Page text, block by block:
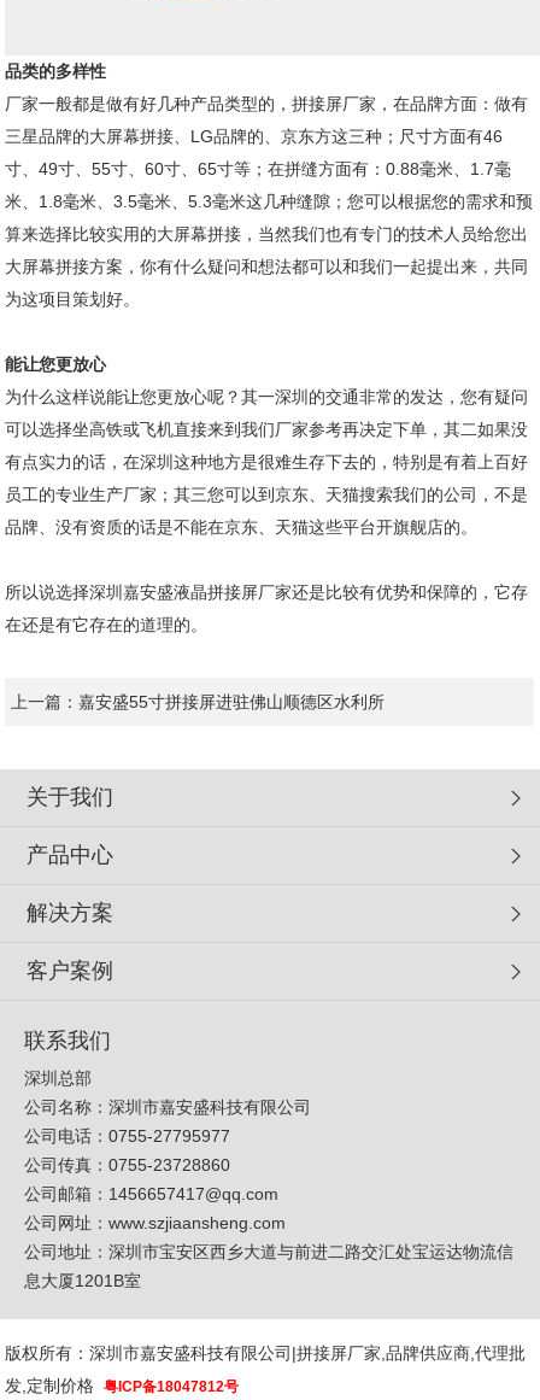
品类的多样性
厂家一般都是做有好几种产品类型的，拼接屏厂家，在品牌方面：做有
三星品牌的大屏幕拼接、LG品牌的、京东方这三种；尺寸方面有46
寸、49寸、55寸、60寸、65寸等；在拼缝方面有：0.88毫米、1.7毫
米、1.8毫米、3.5毫米、5.3毫米这几种缝隙；您可以根据您的需求和预
算来选择比较实用的大屏幕拼接，当然我们也有专门的技术人员给您出
大屏幕拼接方案，你有什么疑问和想法都可以和我们一起提出来，共同
为这项目策划好。
能让您更放心
为什么这样说能让您更放心呢？其一深圳的交通非常的发达，您有疑问
可以选择坐高铁或飞机直接来到我们厂家参考再决定下单，其二如果没
有点实力的话，在深圳这种地方是很难生存下去的，特别是有着上百好
员工的专业生产厂家；其三您可以到京东、天猫搜索我们的公司，不是
品牌、没有资质的话是不能在京东、天猫这些平台开旗舰店的。
所以说选择深圳嘉安盛液晶拼接屏厂家还是比较有优势和保障的，它存
在还是有它存在的道理的。
上一篇： 嘉安盛55寸拼接屏进驻佛山顺德区水利所
关于我们
产品中心
解决方案
客户案例
联系我们
深圳总部
公司名称：深圳市嘉安盛科技有限公司
公司电话：0755-27795977
公司传真：0755-23728860
公司邮箱： 1456657417@qq.com
公司网址： www.szjiaansheng.com
公司地址：深圳市宝安区西乡大道与前进二路交汇处宝运达物流信
息大厦1201B室
版权所有：深圳市嘉安盛科技有限公司|拼接屏厂家,品牌供应商,代理批
发,定制价格粤ICP备18047812号